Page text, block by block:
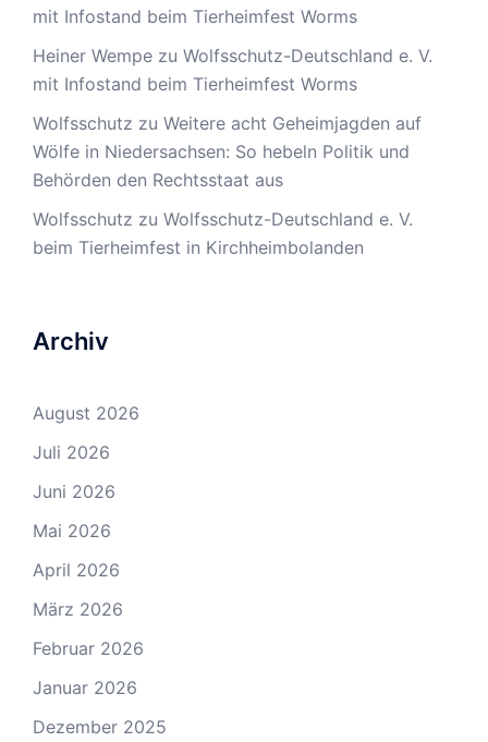
mit Infostand beim Tierheimfest Worms
Heiner Wempe zu Wolfsschutz-Deutschland e. V.
mit Infostand beim Tierheimfest Worms
Wolfsschutz zu Weitere acht Geheimjagden auf
Wölfe in Niedersachsen: So hebeln Politik und
Behörden den Rechtsstaat aus
Wolfsschutz zu Wolfsschutz-Deutschland e. V.
beim Tierheimfest in Kirchheimbolanden
Archiv
August 2026
Juli 2026
Juni 2026
Mai 2026
April 2026
März 2026
Februar 2026
Januar 2026
Dezember 2025